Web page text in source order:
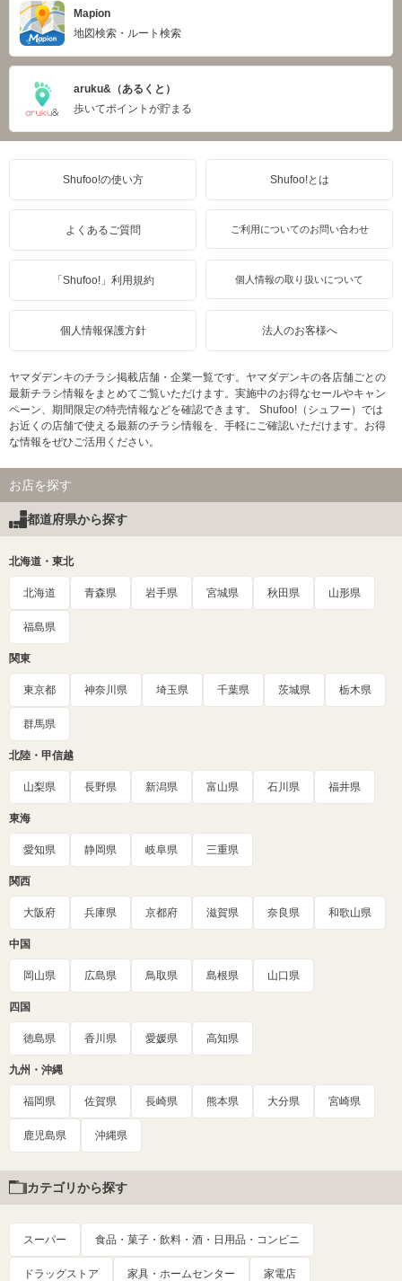
Mapion
地図検索・ルート検索
aruku&（あるくと）
歩いてポイントが貯まる
Shufoo!の使い方 Shufoo!とは
よくあるご質問 ご利用についてのお問い合わせ
「Shufoo!」利用規約 個人情報の取り扱いについて
個人情報保護方針 法人のお客様へ
ヤマダデンキのチラシ掲載店舗・企業一覧です。ヤマダデンキの各店舗ごとの
最新チラシ情報をまとめてご覧いただけます。実施中のお得なセールやキャン
ペーン、期間限定の特売情報などを確認できます。 Shufoo!（シュフー）では
お近くの店舗で使える最新のチラシ情報を、手軽にご確認いただけます。お得
な情報をぜひご活用ください。
お店を探す
都道府県から探す
北海道・東北
北海道 青森県 岩手県 宮城県 秋田県 山形県
福島県
関東
東京都 神奈川県 埼玉県 千葉県 茨城県 栃木県
群馬県
北陸・甲信越
山梨県 長野県 新潟県 富山県 石川県 福井県
東海
愛知県 静岡県 岐阜県 三重県
関西
大阪府 兵庫県 京都府 滋賀県 奈良県 和歌山県
中国
岡山県 広島県 鳥取県 島根県 山口県
四国
徳島県 香川県 愛媛県 高知県
九州・沖縄
福岡県 佐賀県 長崎県 熊本県 大分県 宮崎県
鹿児島県 沖縄県
カテゴリから探す
スーパー 食品・菓子・飲料・酒・日用品・コンビニ
ドラッグストア 家具・ホームセンター 家電店